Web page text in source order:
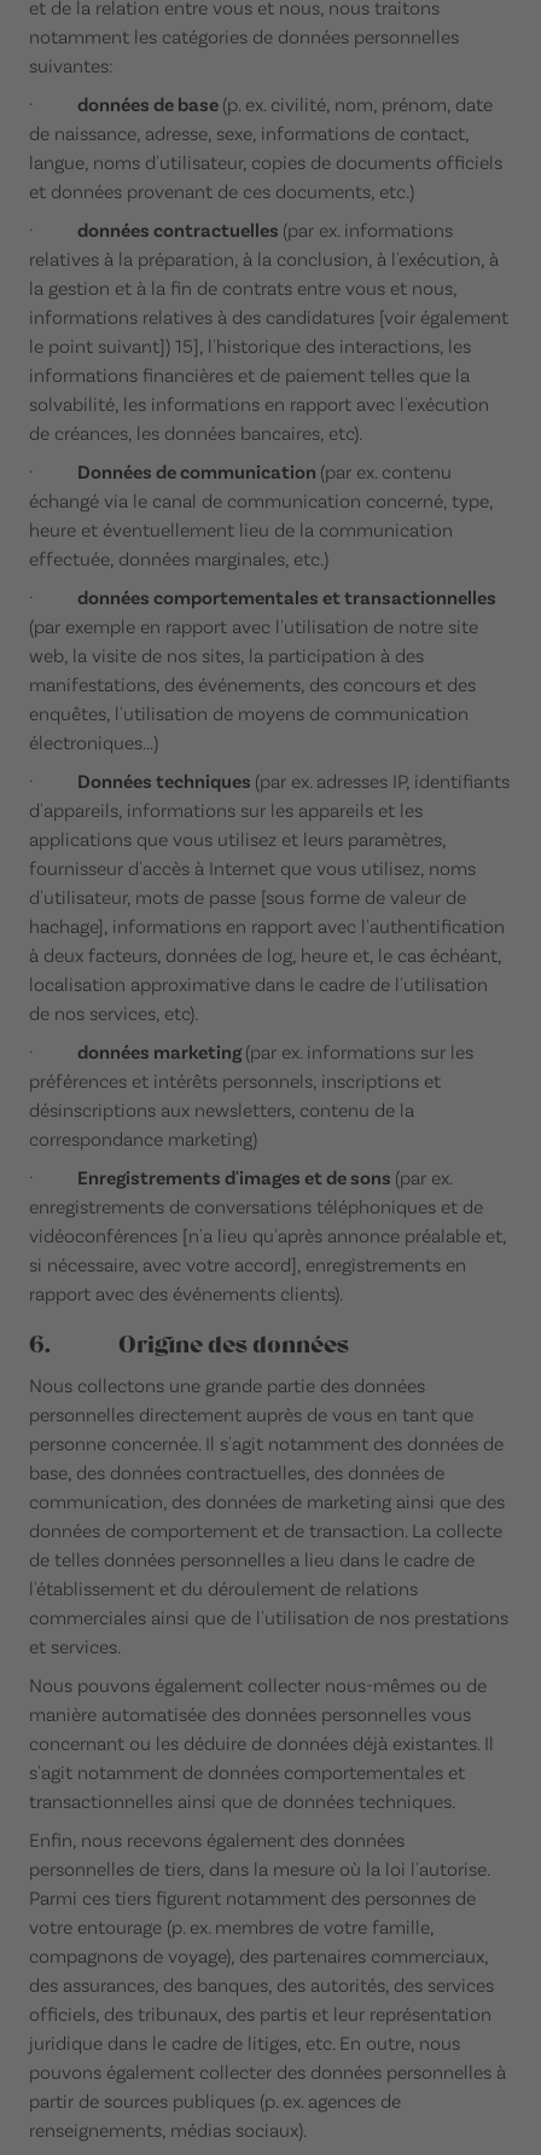
et de la relation entre vous et nous, nous traitons
notamment les catégories de données personnelles
suivantes:
· données de base (p. ex. civilité, nom, prénom, date
de naissance, adresse, sexe, informations de contact,
langue, noms d'utilisateur, copies de documents officiels
et données provenant de ces documents, etc.)
· données contractuelles (par ex. informations
relatives à la préparation, à la conclusion, à l'exécution, à
la gestion et à la fin de contrats entre vous et nous,
informations relatives à des candidatures [voir également
le point suivant]) 15], l'historique des interactions, les
informations financières et de paiement telles que la
solvabilité, les informations en rapport avec l'exécution
de créances, les données bancaires, etc).
· Données de communication (par ex. contenu
échangé via le canal de communication concerné, type,
heure et éventuellement lieu de la communication
effectuée, données marginales, etc.)
· données comportementales et transactionnelles
(par exemple en rapport avec l'utilisation de notre site
web, la visite de nos sites, la participation à des
manifestations, des événements, des concours et des
enquêtes, l'utilisation de moyens de communication
électroniques...)
· Données techniques (par ex. adresses IP, identifiants
d'appareils, informations sur les appareils et les
applications que vous utilisez et leurs paramètres,
fournisseur d'accès à Internet que vous utilisez, noms
d'utilisateur, mots de passe [sous forme de valeur de
hachage], informations en rapport avec l'authentification
à deux facteurs, données de log, heure et, le cas échéant,
localisation approximative dans le cadre de l'utilisation
de nos services, etc).
· données marketing (par ex. informations sur les
préférences et intérêts personnels, inscriptions et
désinscriptions aux newsletters, contenu de la
correspondance marketing)
· Enregistrements d'images et de sons (par ex.
enregistrements de conversations téléphoniques et de
vidéoconférences [n'a lieu qu'après annonce préalable et,
si nécessaire, avec votre accord], enregistrements en
rapport avec des événements clients).
6. Origine des données
Nous collectons une grande partie des données
personnelles directement auprès de vous en tant que
personne concernée. Il s'agit notamment des données de
base, des données contractuelles, des données de
communication, des données de marketing ainsi que des
données de comportement et de transaction. La collecte
de telles données personnelles a lieu dans le cadre de
l'établissement et du déroulement de relations
commerciales ainsi que de l'utilisation de nos prestations
et services.
Nous pouvons également collecter nous-mêmes ou de
manière automatisée des données personnelles vous
concernant ou les déduire de données déjà existantes. Il
s'agit notamment de données comportementales et
transactionnelles ainsi que de données techniques.
Enfin, nous recevons également des données
personnelles de tiers, dans la mesure où la loi l'autorise.
Parmi ces tiers figurent notamment des personnes de
votre entourage (p. ex. membres de votre famille,
compagnons de voyage), des partenaires commerciaux,
des assurances, des banques, des autorités, des services
officiels, des tribunaux, des partis et leur représentation
juridique dans le cadre de litiges, etc. En outre, nous
pouvons également collecter des données personnelles à
partir de sources publiques (p. ex. agences de
renseignements, médias sociaux).